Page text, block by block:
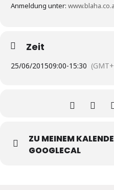
Anmeldung unter:
Zeit
25/06/201509:00-15:30
ZU MEINEM
GOOGLECAL